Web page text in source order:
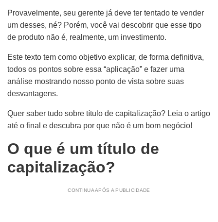
Provavelmente, seu gerente já deve ter tentado te vender
um desses, né? Porém, você vai descobrir que esse tipo
de produto não é, realmente, um investimento.
Este texto tem como objetivo explicar, de forma definitiva,
todos os pontos sobre essa “aplicação” e fazer uma
análise mostrando nosso ponto de vista sobre suas
desvantagens.
Quer saber tudo sobre título de capitalização? Leia o artigo
até o final e descubra por que não é um bom negócio!
O que é um título de
capitalização?
CONTINUA APÓS A PUBLICIDADE